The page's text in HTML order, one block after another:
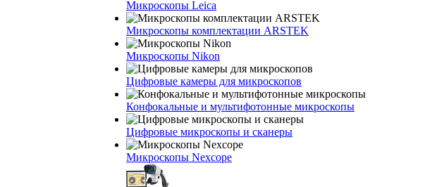
Микроскопы Leica
Микроскопы комплектации ARSTEK
Микроскопы Nikon
Цифровые камеры для микроскопов
Конфокальные и мультифотонные микроскопы
Цифровые микроскопы и сканеры
Микроскопы Nexcope